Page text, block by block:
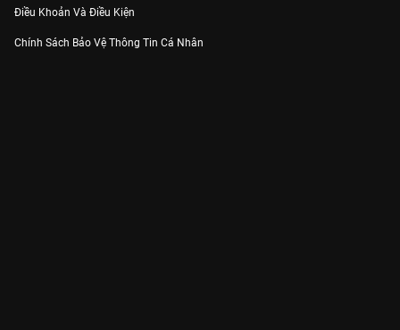
Điều Khoản Và Điều Kiện
Chính Sách Bảo Vệ Thông Tin Cá Nhân